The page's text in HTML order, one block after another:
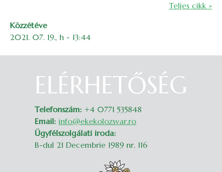
Teljes cikk »
Közzétéve
2021. 07. 19., h - 13:44
ELÉRHETŐSÉG
Telefonszám: +4 0771 535848
Email: info@ekekolozsvar.ro
Ügyfélszolgálati iroda:
B-dul 21 Decembrie 1989 nr. 116